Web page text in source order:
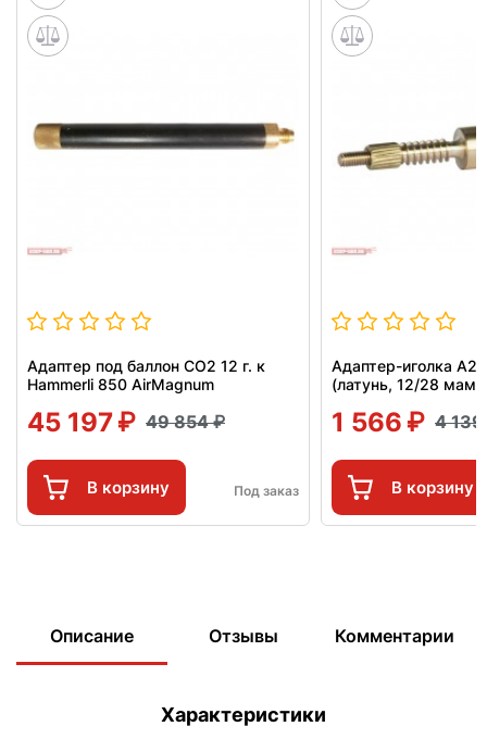
Адаптер под баллон СО2 12 г. к
Hammerli 850 AirMagnum
45 197 49 854
В корзину Под заказ
Адаптер-иголка
(латунь, 12/28
1 566 4 139
В корзину
Описание Отзывы Комментарии
Характеристики